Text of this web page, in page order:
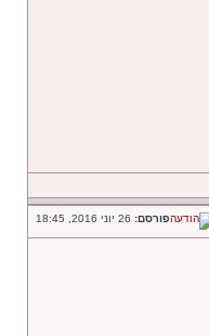
פורסם: